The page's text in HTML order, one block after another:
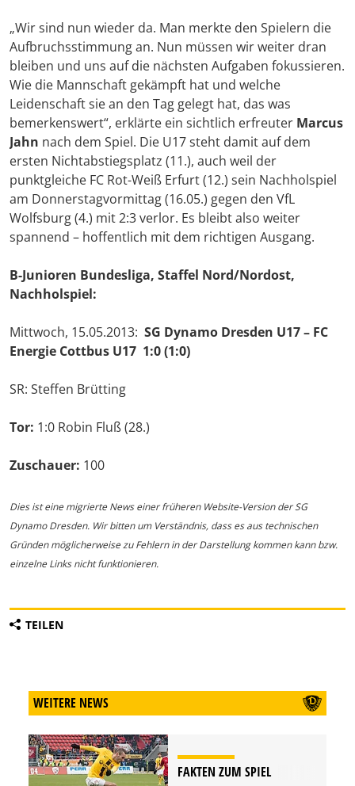
„Wir sind nun wieder da. Man merkte den Spielern die
Aufbruchsstimmung an. Nun müssen wir weiter dran
bleiben und uns auf die nächsten Aufgaben fokussieren.
Wie die Mannschaft gekämpft hat und welche
Leidenschaft sie an den Tag gelegt hat, das was
bemerkenswert“, erklärte ein sichtlich erfreuter Marcus
Jahn nach dem Spiel. Die U17 steht damit auf dem
ersten Nichtabstiegsplatz (11.), auch weil der
punktgleiche FC Rot-Weiß Erfurt (12.) sein Nachholspiel
am Donnerstagvormittag (16.05.) gegen den VfL
Wolfsburg (4.) mit 2:3 verlor. Es bleibt also weiter
spannend – hoffentlich mit dem richtigen Ausgang.
B-Junioren Bundesliga, Staffel Nord/Nordost,
Nachholspiel:
Mittwoch, 15.05.2013: SG Dynamo Dresden U17 – FC
Energie Cottbus U17 1:0 (1:0)
SR: Steffen Brütting
Tor: 1:0 Robin Fluß (28.)
Zuschauer: 100
Dies ist eine migrierte News einer früheren Website-Version der SG
Dynamo Dresden. Wir bitten um Verständnis, dass es aus technischen
Gründen möglicherweise zu Fehlern in der Darstellung kommen kann bzw.
einzelne Links nicht funktionieren.
TEILEN
WEITERE NEWS
FAKTEN ZUM SPIEL